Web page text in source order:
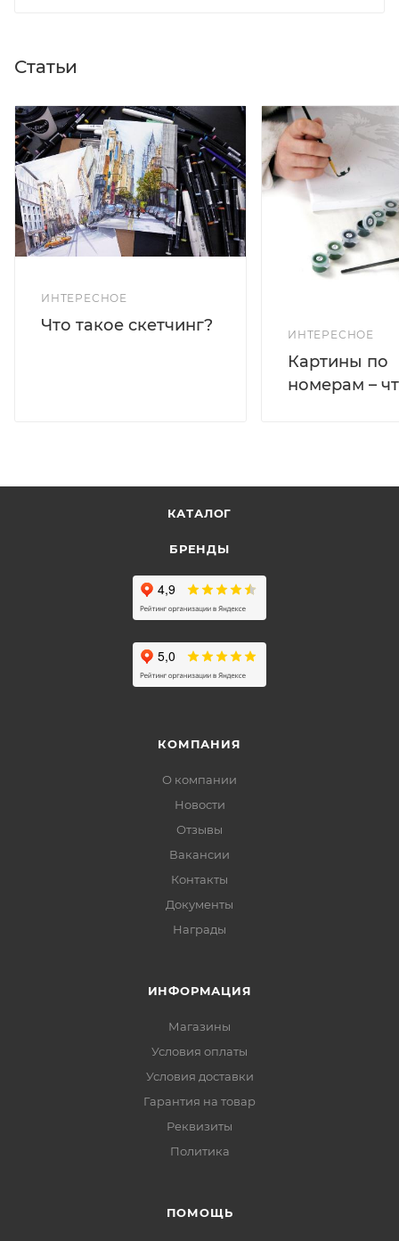
Статьи
ИНТЕРЕСНОЕ
Что такое скетчинг?
ИНТЕРЕСНОЕ
Картины по
номерам –
КАТАЛОГ
БРЕНДЫ
КОМПАНИЯ
О компании
Новости
Отзывы
Вакансии
Контакты
Документы
Награды
ИНФОРМАЦИЯ
Магазины
Условия оплаты
Условия доставки
Гарантия на товар
Реквизиты
Политика
ПОМОЩЬ